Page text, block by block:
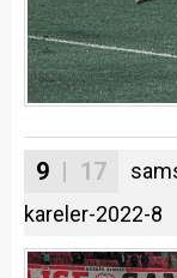
9 | 17
kareler-2022-8